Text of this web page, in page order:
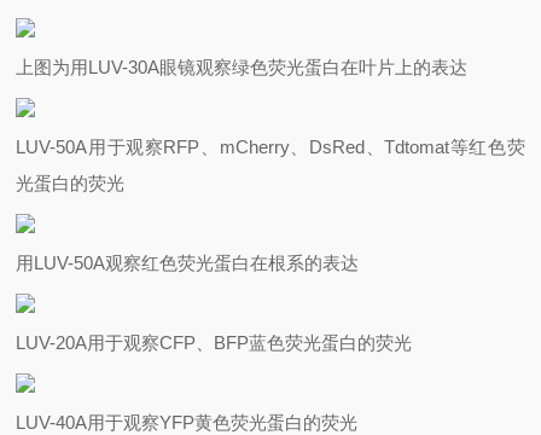
上图为用LUV-30A眼镜观察绿色荧光蛋白在叶片上的表达
LUV-50A用于观察RFP、mCherry、DsRed、Tdtomat等红色荧
光蛋白的荧光
用LUV-50A观察红色荧光蛋白在根系的表达
LUV-20A用于观察CFP、BFP蓝色荧光蛋白的荧光
LUV-40A用于观察YFP黄色荧光蛋白的荧光